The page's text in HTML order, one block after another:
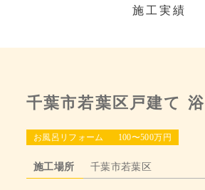
施工実績
千葉市若葉区戸建て
お風呂リフォーム 100〜500万円
施工場所 千葉市若葉区